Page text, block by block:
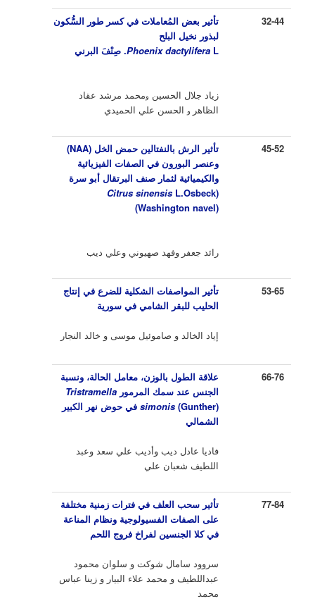
32-44
تأثير بعض المُعاملات في كسر طور السُّكون
لبذور نخيل البلح
Phoenix dactyliferaL. صِنْفَ البرني
زياد جلال الحسين ومحمد مرشد عقاد
الظاهر و الحسن علي الحميدي
45-52 تأثير الرش بالنفتالين حمض الخل(
NAA
)
وعنصر البورون في الصفات الفيزيائية
والكيميائية لثمار صنف البرتقال أبو سرة
(
Citrus sinensisL.Osbeck
(Washington navel)
رائد جعفر وفهد صهيوني وعلي ديب
53-65
تأثير المواصفات الشكلية للضرع في إنتاج
الحليب للبقر الشامي في سورية
إياد الخالد و صاموئيل موسى و خالد النجار
66-76
علاقة الطول بالوزن، معامل الحالة، ونسبة
الجنس عند سمك المرمورTristramella
simonis(Gunther)
في حوض نهر الكبير
الشمالي
فاديا عادل ديب وأديب علي سعد وعبد
اللطيف شعبان علي
77-84
تأثير سحب العلف في فترات زمنية مختلفة
على الصفات الفسيولوجية ونظام المناعة
في كلا الجنسين لفراخ فروج اللحم
سروود سامال شوكت و سلوان محمود
عبداللطيف و محمد علاء البيار و زينا عباس
محمد